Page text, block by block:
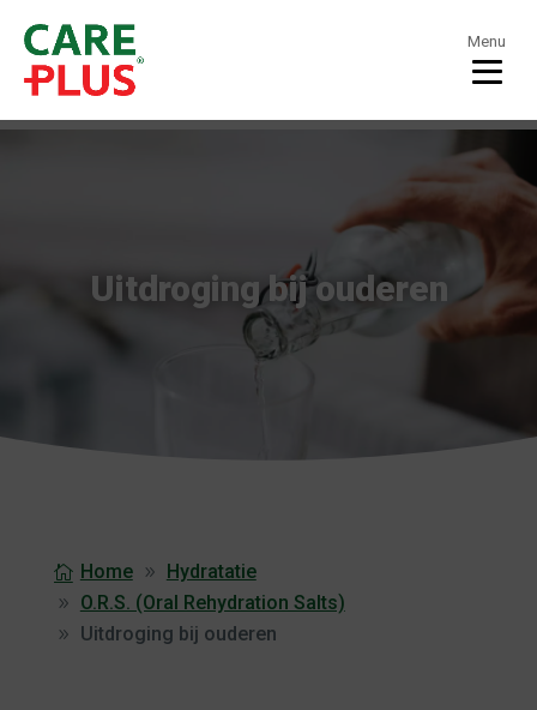
Menu
Uitdroging bij ouderen
Home
Hydratatie
O.R.S. (Oral Rehydration Salts)
Uitdroging bij ouderen